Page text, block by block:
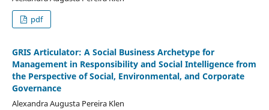
pdf
GRIS Articulator: A Social Business Archetype for
Management in Responsibility and Social Intelligence from
the Perspective of Social, Environmental, and Corporate
Governance
Alexandra Augusta Pereira Klen